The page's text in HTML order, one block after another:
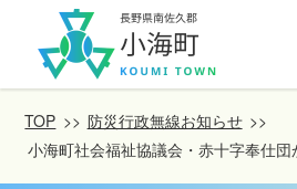
TOP >> 防災行政無線お知らせ >>
小海町社会福祉協議会・赤十字奉仕団